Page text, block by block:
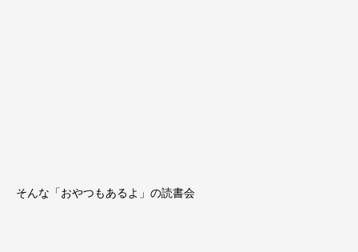
そんな「おやつもあるよ」の読書会